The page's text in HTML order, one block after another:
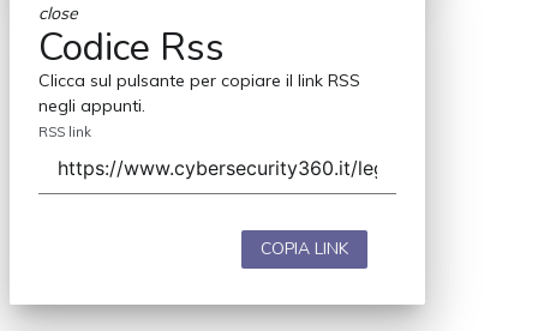
close
Codice Rss
Clicca sul pulsante per copiare il link RSS
negli appunti.
RSS link
COPIA LINK